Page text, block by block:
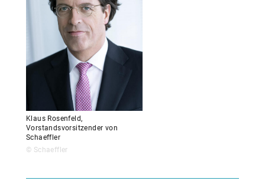
Klaus Rosenfeld,
Vorstandsvorsitzender von
Schaeffler
© Schaeffler